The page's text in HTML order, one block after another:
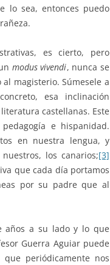
lo sea, entonces puedo
es cierto, pero
modus vivendi, nunca se
magisterio. Súmesele a
esa inclinación
castellanas. Este
e hispanidad.
en nuestra lengua, y
los canarios;[3]
que cada día portamos
por su padre que al
años a su lado y lo que
Guerra Aguiar puede
periódicamente nos